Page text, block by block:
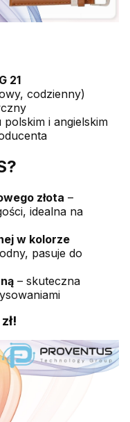
21
codzienny)
i angielskim
złota –
idealna na
w kolorze
pasuje do
– skuteczna